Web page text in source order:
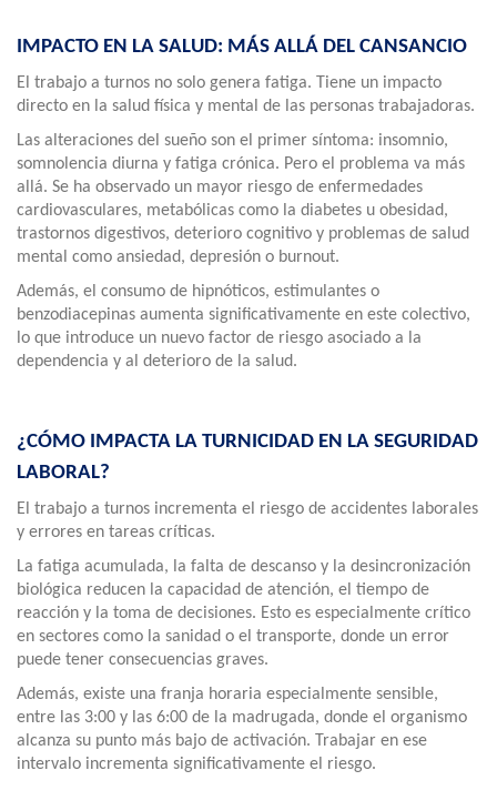
IMPACTO EN LA SALUD: MÁS ALLÁ DEL CANSANCIO
El trabajo a turnos no solo genera fatiga. Tiene un impacto
directo en la salud física y mental de las personas trabajadoras.
Las alteraciones del sueño son el primer síntoma: insomnio,
somnolencia diurna y fatiga crónica. Pero el problema va más
allá. Se ha observado un mayor riesgo de enfermedades
cardiovasculares, metabólicas como la diabetes u obesidad,
trastornos digestivos, deterioro cognitivo y problemas de salud
mental como ansiedad, depresión o burnout.
Además, el consumo de hipnóticos, estimulantes o
benzodiacepinas aumenta significativamente en este colectivo,
lo que introduce un nuevo factor de riesgo asociado a la
dependencia y al deterioro de la salud.
¿CÓMO IMPACTA LA TURNICIDAD EN LA SEGURIDAD
LABORAL?
El trabajo a turnos incrementa el riesgo de accidentes laborales
y errores en tareas críticas.
La fatiga acumulada, la falta de descanso y la desincronización
biológica reducen la capacidad de atención, el tiempo de
reacción y la toma de decisiones. Esto es especialmente crítico
en sectores como la sanidad o el transporte, donde un error
puede tener consecuencias graves.
Además, existe una franja horaria especialmente sensible,
entre las 3:00 y las 6:00 de la madrugada, donde el organismo
alcanza su punto más bajo de activación. Trabajar en ese
intervalo incrementa significativamente el riesgo.